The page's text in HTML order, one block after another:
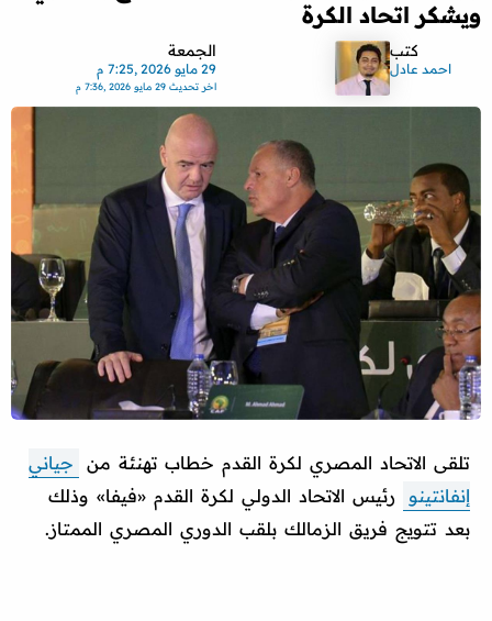
ويشكر اتحاد الكرة
كتب
احمد عادل
الجمعة
29 مايو 2026 ,7:25 م
اخر تحديث29 مايو 2026 ,7:36 م
تلقى الاتحاد المصري لكرة القدم خطاب تهنئة من
جياني
إنفانتينو
رئيس الاتحاد الدولي لكرة القدم «فيفا» وذلك
بعد تتويج فريق الزمالك بلقب الدوري المصري الممتاز.